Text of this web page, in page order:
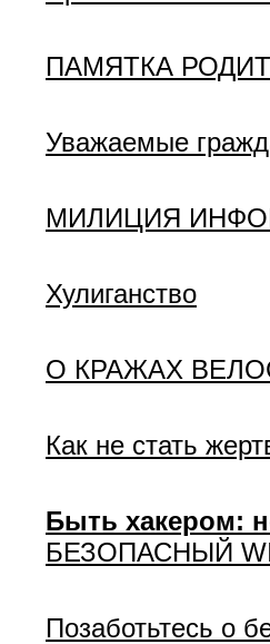
ПАМЯТКА
Уважаемые
МИЛИЦИЯ
Хулиганство
О КРАЖАХ
Как не стать
Быть хакером:
БЕЗОПАСНЫЙ
Позаботьтесь о